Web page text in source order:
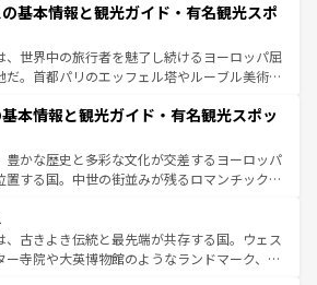
るイタリアで、忘れられない旅をしてみよう！
のイタリア情報は
くこの国では、情熱的なフラメンコ、熱気あふ
そして美味しいタパスが生活の一部となってい
ドリードの洗練された雰囲気や、バルセロナの
れた街角から、地方では古代ローマ遺跡や中世
によって風土や気候が異なるスペインはその個
覧 を参照してほしい。
基本情報と観光ガイド・有名観光スポ
、世界中の旅行者を魅了し続けるヨーロッパ屈
だ。首都パリのエッフェル塔やルーブル美術館
魅力が詰まっている。華麗な宮殿、歴史的な大
いビーチ、そして豊かな自然が、訪れる者を心
る。また、フランスは美食の国としても知ら
ス料理はユネスコ無形文化遺産にも登録されて
ベンダー畑など、多彩な楽しみ方が可能だ。さ
以外の地域にも魅力が溢れており、どの街角に
史と文化が息づいている。パリ以外の個性あふ
本情報と観光ガイド・有名観光スポッ
豊かな歴史と多彩な文化が交差するヨーロッパ
置する国。中世の街並みが残るロマンチック街
の国は、どこを歩いても飽きることがない。ベ
化的活気、バイエルン州のアルプスの絶景、そ
川沿いのワイン畑といった風景は必見。ビール
、古きよき伝統と最先端が共存する国。ウェス
ー寺院や大英博物館のようなランドマーク、歴